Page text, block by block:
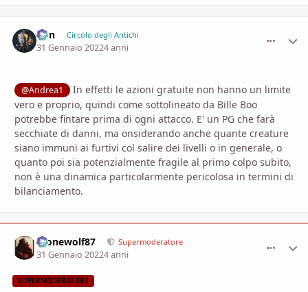
Von Circolo degli Antichi
31 Gennaio 20224 anni
@Andrea1
In effetti le azioni gratuite non hanno un limite
vero e proprio, quindi come sottolineato da Bille Boo
potrebbe fintare prima di ogni attacco. E' un PG che farà
secchiate di danni, ma onsiderando anche quante creature
siano immuni ai furtivi col salire dei livelli o in generale, o
quanto poi sia potenzialmente fragile al primo colpo subito,
non è una dinamica particolarmente pericolosa in termini di
bilanciamento.
Alonewolf87 Supermoderatore
31 Gennaio 20224 anni
SUPERMODERATORE